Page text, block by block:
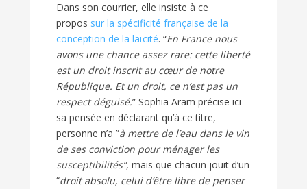
Dans son courrier, elle insiste à ce
propos sur la spécificité française de la
conception de la laïcité. “En France nous
avons une chance assez rare: cette liberté
est un droit inscrit au cœur de notre
République. Et un droit, ce n’est pas un
respect déguisé.” Sophia Aram précise ici
sa pensée en déclarant qu’à ce titre,
personne n’a ”à mettre de l’eau dans le vin
de ses conviction pour ménager les
susceptibilités”, mais que chacun jouit d’un
“droit absolu, celui d’être libre de penser